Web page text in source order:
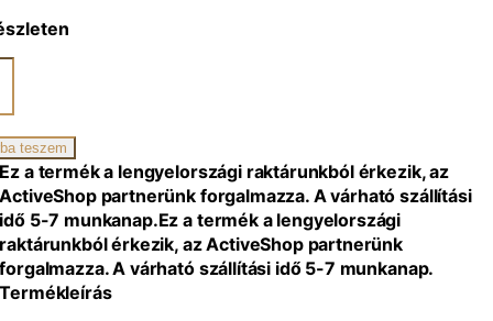
teszem
Ez a termék a lengyelországi raktárunkból érkezik, az
ActiveShop partnerünk forgalmazza. A várható szállítási
idő 5-7 munkanap.Ez a termék a lengyelországi
raktárunkból érkezik, az ActiveShop partnerünk
forgalmazza. A várható szállítási idő 5-7 munkanap.
Termékleírás